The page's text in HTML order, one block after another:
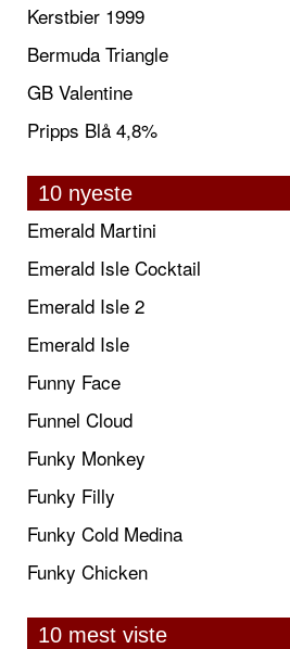
Kerstbier 1999
Bermuda Triangle
GB Valentine
Pripps Blå 4,8%
10 nyeste
Emerald Martini
Emerald Isle Cocktail
Emerald Isle 2
Emerald Isle
Funny Face
Funnel Cloud
Funky Monkey
Funky Filly
Funky Cold Medina
Funky Chicken
10 mest viste